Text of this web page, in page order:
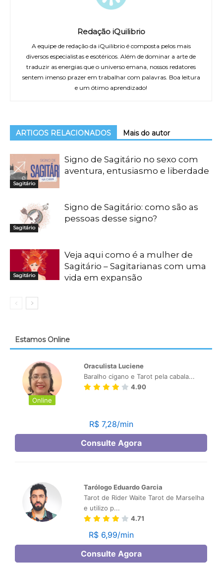
Redação iQuilibrio
A equipe de redação da iQuilibrio é composta pelos mais
diversos especialistas e esotéricos. Além de dominar a arte de
traduzir as energias que o universo emana, nossos redatores
sentem imenso prazer em trabalhar com palavras. Boa leitura
e um ótimo aprendizado!
ARTIGOS RELACIONADOS Mais do autor
Sagitário
Signo de Sagitário no sexo com
aventura, entusiasmo e liberdade
Sagitário
Signo de Sagitário: como são as
pessoas desse signo?
Sagitário
Veja aqui como é a mulher de
Sagitário – Sagitarianas com uma
vida em expansão
Estamos Online